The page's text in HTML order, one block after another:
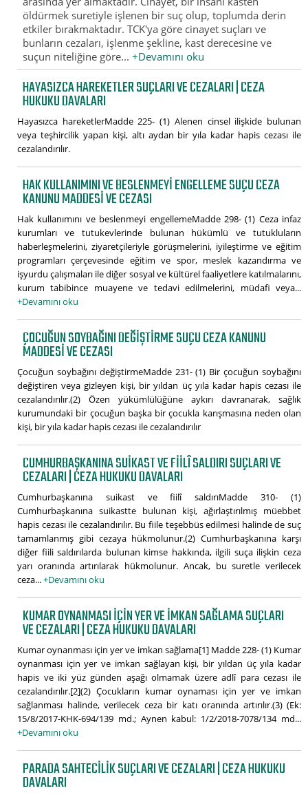
öldürmek suretiyle işlenen bir suç olup, toplumda derin
etkiler bırakmaktadır. TCK'ya göre cinayet suçları ve
bunların cezaları, işlenme şekline, kast derecesine ve
suçun niteliğine göre...+Devamını oku
HAYASIZCA HAREKETLER SUÇLARI VE CEZALARI | CEZA
HUKUKU DAVALARI
Hayasızca hareketlerMadde 225- (1) Alenen cinsel ilişkide bulunan
veya teşhircilik yapan kişi, altı aydan bir yıla kadar hapis cezası ile
cezalandırılır.
HAK KULLANIMINI VE BESLENMEYI ENGELLEME SUÇU CEZA
KANUNU MADDESI VE CEZASI
Hak kullanımını ve beslenmeyi engellemeMadde 298- (1) Ceza infaz
kurumları ve tutukevlerinde bulunan hükümlü ve tutukluların
haberleşmelerini, ziyaretçileriyle görüşmelerini, iyileştirme ve eğitim
programları çerçevesinde eğitim ve spor, meslek kazandırma ve
işyurdu çalışmaları ile diğer sosyal ve kültürel faaliyetlere katılmalarını,
kurum tabibince muayene ve tedavi edilmelerini, müdafi veya...
+Devamını oku
ÇOCUĞUN SOYBAĞINI DEĞIŞTIRME SUÇU CEZA KANUNU
MADDESI VE CEZASI
Çocuğun soybağını değiştirmeMadde 231- (1) Bir çocuğun soybağını
değiştiren veya gizleyen kişi, bir yıldan üç yıla kadar hapis cezası ile
cezalandırılır.(2) Özen yükümlülüğüne aykırı davranarak, sağlık
kurumundaki bir çocuğun başka bir çocukla karışmasına neden olan
kişi, bir yıla kadar hapis cezası ile cezalandırılır
CUMHURBAŞKANINA SUIKAST VE FIILÎ SALDIRI SUÇLARI VE
CEZALARI | CEZA HUKUKU DAVALARI
Cumhurbaşkanına suikast ve fiilî saldırıMadde 310- (1)
Cumhurbaşkanına suikastte bulunan kişi, ağırlaştırılmış müebbet
hapis cezası ile cezalandırılır. Bu fiile teşebbüs edilmesi halinde de suç
tamamlanmış gibi cezaya hükmolunur.(2) Cumhurbaşkanına karşı
diğer fiili saldırılarda bulunan kimse hakkında, ilgili suça ilişkin ceza
yarı oranında artırılarak hükmolunur. Ancak, bu suretle verilecek
ceza...+Devamını oku
KUMAR OYNANMASI IÇIN YER VE IMKAN SAĞLAMA SUÇLARI
VE CEZALARI | CEZA HUKUKU DAVALARI
Kumar oynanması için yer ve imkan sağlama[1] Madde 228- (1) Kumar
oynanması için yer ve imkan sağlayan kişi, bir yıldan üç yıla kadar
hapis ve iki yüz günden aşağı olmamak üzere adlî para cezası ile
cezalandırılır.[2](2) Çocukların kumar oynaması için yer ve imkan
sağlanması halinde, verilecek ceza bir katı oranında artırılır.(3) (Ek:
15/8/2017-KHK-694/139 md.; Aynen kabul: 1/2/2018-7078/134 md...
+Devamını oku
PARADA SAHTECILIK SUÇLARI VE CEZALARI | CEZA HUKUKU
DAVALARI